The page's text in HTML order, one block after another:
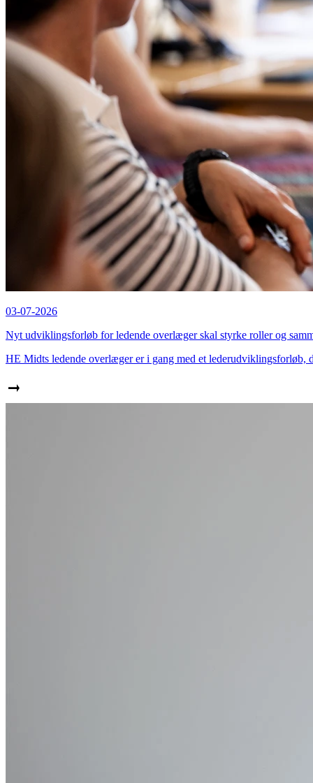
03-07-2026
Nyt udviklingsforløb for ledende overlæger skal styrke roller og
HE Midts ledende overlæger er i gang med et lederudviklingsforløb,